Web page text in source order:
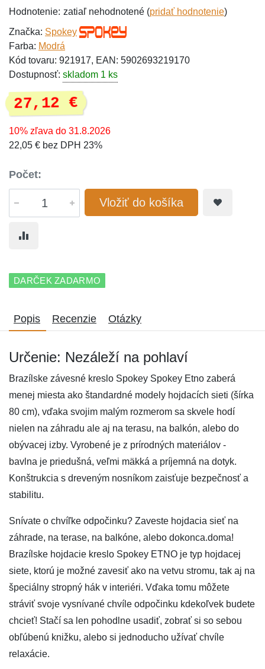
Hodnotenie: zatiaľ nehodnotené (pridať hodnotenie)
Značka: Spokey
Farba: Modrá
Kód tovaru: 921917, EAN: 5902693219170
Dostupnosť: skladom 1 ks
27,12 €
10% zľava do 31.8.2026
22,05 € bez DPH 23%
Počet:
Vložiť do košíka
DARČEK ZADARMO
Popis Recenzie Otázky
Určenie: Nezáleží na pohlaví
Brazílske závesné kreslo Spokey Spokey Etno zaberá
menej miesta ako štandardné modely hojdacích sieti (šírka
80 cm), vďaka svojim malým rozmerom sa skvele hodí
nielen na záhradu ale aj na terasu, na balkón, alebo do
obývacej izby. Vyrobené je z prírodných materiálov -
bavlna je priedušná, veľmi mäkká a príjemná na dotyk.
Konštrukcia s dreveným nosníkom zaisťuje bezpečnosť a
stabilitu.
Snívate o chvíľke odpočinku? Zaveste hojdacia sieť na
záhrade, na terase, na balkóne, alebo dokonca.doma!
Brazílske hojdacie kreslo Spokey ETNO je typ hojdacej
siete, ktorú je možné zavesiť ako na vetvu stromu, tak aj na
špeciálny stropný hák v interiéri. Vďaka tomu môžete
stráviť svoje vysnívané chvíle odpočinku kdekoľvek budete
chcieť! Stačí sa len pohodlne usadiť, zobrať si so sebou
obľúbenú knižku, alebo si jednoducho užívať chvíle
relaxácie.